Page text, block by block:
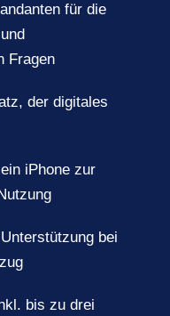
für die
Fragen
der digitales
iPhone zur
bei
bis zu drei